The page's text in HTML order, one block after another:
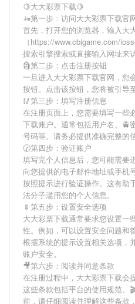
🍋大大彩票下载🍋
🚤第一步：访问大大彩票下载官
首先，打开您的浏览器，输入大
（https://www.cbigame.com/
搜索引擎搜索或直接输入网址来访
🗿第二步：点击注册按钮
一旦进入大大彩票下载官网，您
按钮。点击该按钮，您将被引导
🥢第三步：填写注册信息
在注册页面上，您需要填写一些
下载账户。通常包括用户名、
号码等。请务必提供准确完整的
🕝第四步：验证账户
填写完个人信息后，您可能需要
向您提供的电子邮件地址或手机
按照提示进行验证操作。这有助
法分子滥用您的个人信息。
🍢第五步：设置安全选项
大大彩票下载通常要求您设置一
性。例如，可以设置安全问题和
根据系统的提示设置相关选项，
账户安全。
🎥第六步：阅读并同意条款
在注册过程中，大大彩票下载会
这些条款包括平台的使用规范、
前，请仔细阅读并理解这些条款